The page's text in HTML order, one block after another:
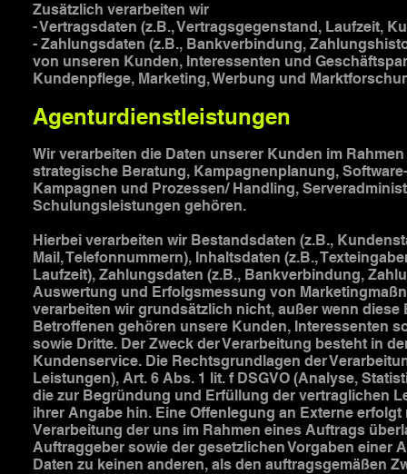
Zusätzlich verarbeiten wir
- Vertragsdaten (z.B., Vertragsgegenstand, Laufzeit,
- Zahlungsdaten (z.B., Bankverbindung,
von unseren Kunden, Interessenten und
Kundenpflege, Marketing, Werbung und
Agenturdienstleistungen
Wir verarbeiten die Daten unserer Kunden im
strategische Beratung, Kampagnenplanung,
Kampagnen und Prozessen/ Handling,
Schulungsleistungen gehören.
Hierbei verarbeiten wir Bestandsdaten (z.B.,
Mail, Telefonnummern), Inhaltsdaten (z.B.,
Laufzeit), Zahlungsdaten (z.B., Bankverbindung,
Auswertung und Erfolgsmessung von
verarbeiten wir grundsätzlich nicht, außer wenn
Betroffenen gehören unsere Kunden, Interessenten
sowie Dritte. Der Zweck der Verarbeitung besteht in
Kundenservice. Die Rechtsgrundlagen der
Leistungen), Art. 6 Abs. 1 lit. f DSGVO (Analyse,
die zur Begründung und Erfüllung der vertraglichen
ihrer Angabe hin. Eine Offenlegung an Externe
Verarbeitung der uns im Rahmen eines Auftrags
Auftraggeber sowie der gesetzlichen Vorgaben einer
Daten zu keinen anderen, als den auftragsgemäßen